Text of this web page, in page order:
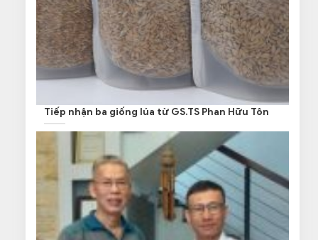
Tiếp nhận ba giống lúa từ GS.TS Phan Hữu Tôn